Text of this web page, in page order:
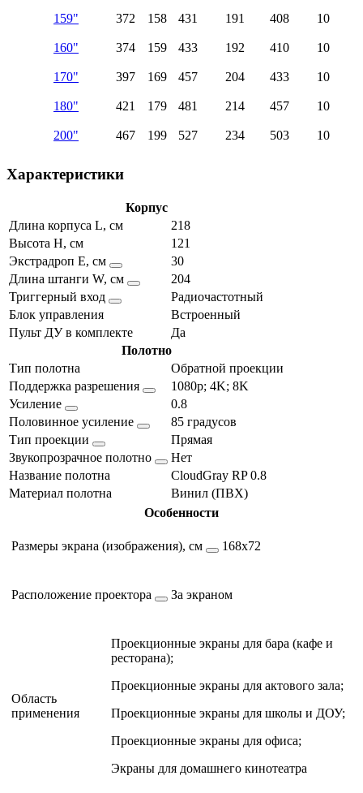
159" 372 158 431 191 408 10
160" 374 159 433 192 410 10
170" 397 169 457 204 433 10
180" 421 179 481 214 457 10
200" 467 199 527 234 503 10
Характеристики
Корпус
Длина корпуса L, см
218
Высота H, см
121
Экстрадроп E, см
30
Длина штанги W, см
204
Триггерный вход
Радиочастотный
Блок управления
Встроенный
Пульт ДУ в комплекте
Да
Полотно
Тип полотна
Обратной проекции
Поддержка разрешения
1080p; 4K; 8K
Усиление
0.8
Половинное усиление
85 градусов
Тип проекции
Прямая
Звукопрозрачное полотно
Нет
Название полотна
CloudGray RP 0.8
Материал полотна
Винил (ПВХ)
Особенности
Размеры экрана (изображения), см 168х72
Расположение проектора За экраном
Область
применения
Проекционные экраны для бара (кафе и
ресторана);
Проекционные экраны для актового зала;
Проекционные экраны для школы и ДОУ;
Проекционные экраны для офиса;
Экраны для домашнего кинотеатра